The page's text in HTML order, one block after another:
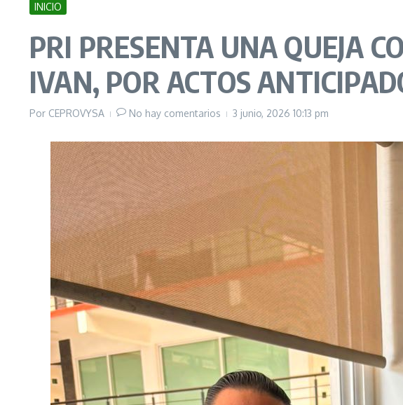
INICIO
PRI PRESENTA UNA QUEJA
IVAN, POR ACTOS
Por CEPROVYSA No hay comentarios 3 junio, 2026 10:13 pm